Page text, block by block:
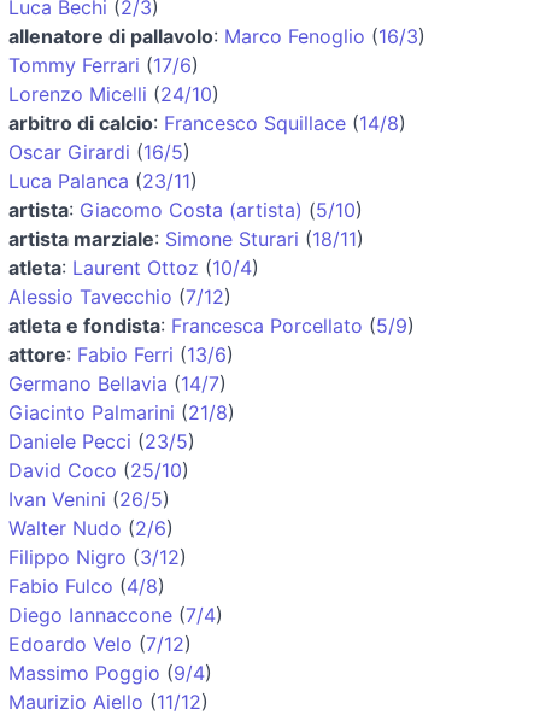
Luca Bechi (2/3)
allenatore di pallavolo: Marco Fenoglio (16/3)
Tommy Ferrari (17/6)
Lorenzo Micelli (24/10)
arbitro di calcio: Francesco Squillace (14/8)
Oscar Girardi (16/5)
Luca Palanca (23/11)
artista: Giacomo Costa (artista) (5/10)
artista marziale: Simone Sturari (18/11)
atleta: Laurent Ottoz (10/4)
Alessio Tavecchio (7/12)
atleta e fondista: Francesca Porcellato (5/9)
attore: Fabio Ferri (13/6)
Germano Bellavia (14/7)
Giacinto Palmarini (21/8)
Daniele Pecci (23/5)
David Coco (25/10)
Ivan Venini (26/5)
Walter Nudo (2/6)
Filippo Nigro (3/12)
Fabio Fulco (4/8)
Diego Iannaccone (7/4)
Edoardo Velo (7/12)
Massimo Poggio (9/4)
Maurizio Aiello (11/12)